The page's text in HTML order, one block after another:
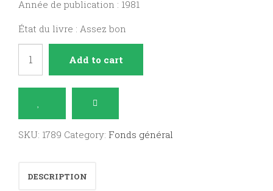
Année de publication : 1981
État du livre : Assez bon
N°
nazies,
Add to cart
SKU: 1789 Category: Fonds général
DESCRIPTION